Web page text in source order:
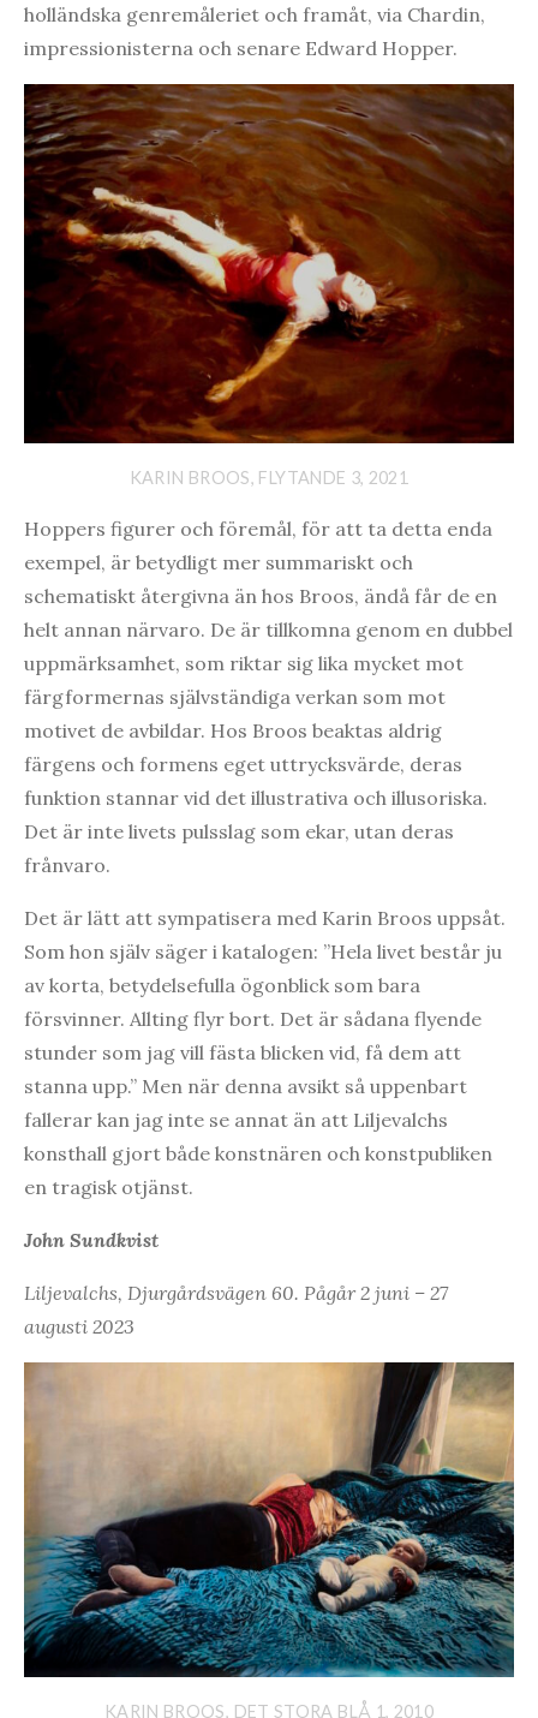
holländska genremåleriet och framåt, via Chardin,
impressionisterna och senare Edward Hopper.
KARIN BROOS, FLYTANDE 3, 2021
Hoppers figurer och föremål, för att ta detta enda
exempel, är betydligt mer summariskt och
schematiskt återgivna än hos Broos, ändå får de en
helt annan närvaro. De är tillkomna genom en dubbel
uppmärksamhet, som riktar sig lika mycket mot
färgformernas självständiga verkan som mot
motivet de avbildar. Hos Broos beaktas aldrig
färgens och formens eget uttrycksvärde, deras
funktion stannar vid det illustrativa och illusoriska.
Det är inte livets pulsslag som ekar, utan deras
frånvaro.
Det är lätt att sympatisera med Karin Broos uppsåt.
Som hon själv säger i katalogen: ”Hela livet består ju
av korta, betydelsefulla ögonblick som bara
försvinner. Allting flyr bort. Det är sådana flyende
stunder som jag vill fästa blicken vid, få dem att
stanna upp.” Men när denna avsikt så uppenbart
fallerar kan jag inte se annat än att Liljevalchs
konsthall gjort både konstnären och konstpubliken
en tragisk otjänst.
John Sundkvist
Liljevalchs, Djurgårdsvägen 60. Pågår 2 juni – 27
augusti 2023
KARIN BROOS, DET STORA BLÅ 1, 2010